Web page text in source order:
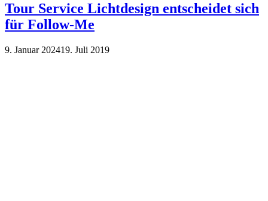
Tour Service Lichtdesign entscheidet sich
für Follow-Me
9. Januar 202419. Juli 2019